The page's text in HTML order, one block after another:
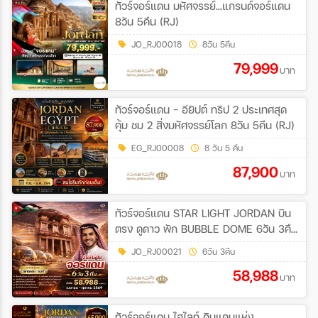
ทัวร์จอร์แดน มหัศจรรย์...แกรนด์จอร์แดน
8วัน 5คืน (RJ)
JO_RJ00018 8วัน 5คืน
79,999บาท
ทัวร์จอร์แดน - อียิปต์ ทริป 2 ประเทศสุด
คุ้ม ชม 2 สิ่งมหัศจรรย์โลก 8วัน 5คืน (RJ)
EG_RJ00008 8 วัน 5 คืน
87,900บาท
ทัวร์จอร์แดน STAR LIGHT JORDAN บิน
ตรง ดูดาว พัก BUBBLE DOME 6วัน 3คืน
(RJ)JO_RJ00021 6วัน 3คืน
58,988บาท